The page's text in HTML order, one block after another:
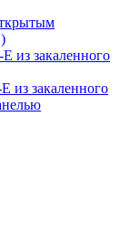
из закаленного
из закаленного